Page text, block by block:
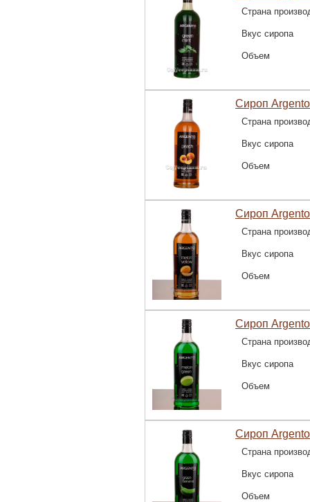
Страна
Вкус сиропа
Объем
Сироп
Страна
Вкус сиропа
Объем
Сироп
Страна
Вкус сиропа
Объем
Сироп
Страна
Вкус сиропа
Объем
Сироп
Страна
Вкус сиропа
Объем